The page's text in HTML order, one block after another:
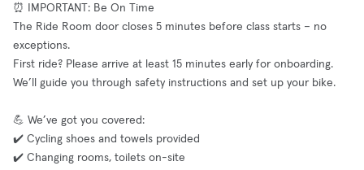
⏰ IMPORTANT: Be On Time
The Ride Room door closes 5 minutes before class starts – no
exceptions.
First ride? Please arrive at least 15 minutes early for onboarding.
We’ll guide you through safety instructions and set up your bike.
💪 We’ve got you covered:
✔️ Cycling shoes and towels provided
✔️ Changing rooms, toilets on-site